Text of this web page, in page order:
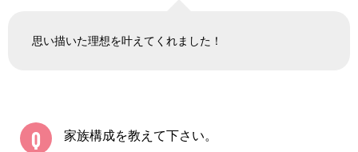
思い描いた理想を叶えてくれました！
Q 家族構成を教えて下さい。